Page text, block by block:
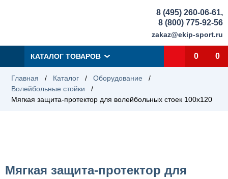
8 (495) 260-06-61,
8 (800) 775-92-56
zakaz@ekip-sport.ru
КАТАЛОГ ТОВАРОВ 0 0
Главная / Каталог / Оборудование
/
Волейбольные стойки
/
Мягкая защита-протектор для волейбольных стоек 100х120
Мягкая защита-протектор для